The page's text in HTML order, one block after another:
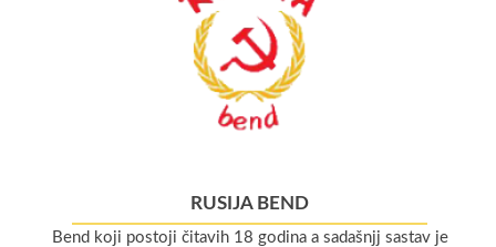
RUSIJA BEND
Bend koji postoji čitavih 18 godina a sadašnjj sastav je